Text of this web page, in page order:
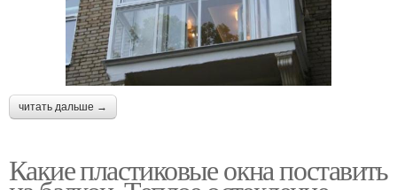
читать дальше →
Какие пластиковые окна поставить